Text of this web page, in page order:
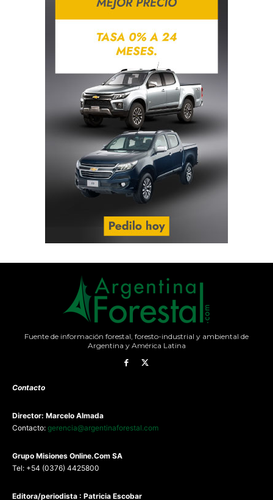
Fuente de información forestal, foresto-industrial y ambiental de
Argentina y América Latina
Contacto
Director: Marcelo Almada
Contacto: gerencia@argentinaforestal.com
Grupo Misiones Online.Com SA
Tel: +54 (0376) 4425800
Editora/periodista : Patricia Escobar